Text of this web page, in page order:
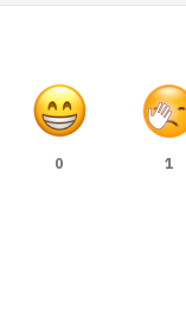
0 1